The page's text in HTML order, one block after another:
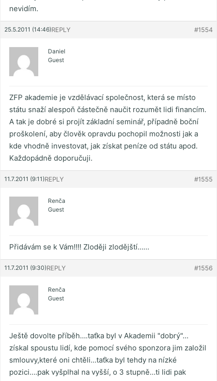
nevidím.
25.5.2011 (14:46) #1554
REPLY
Daniel
Guest
ZFP akademie je vzdělávací společnost, která se místo
státu snaží alespoň částečně naučit rozumět lidi financím.
A tak je dobré si projít základní seminář, případně boční
proškolení, aby člověk opravdu pochopil možnosti jak a
kde vhodně investovat, jak získat peníze od státu apod.
Každopádně doporučuji.
11.7.2011 (9:11) #1555
REPLY
Renča
Guest
Přidávám se k Vám!!!! Zloději zlodějští……
11.7.2011 (9:30) #1556
REPLY
Renča
Guest
Ještě dovolte příběh….taťka byl v Akademii "dobrý"…
získal spoustu lidí, kde pomocí svého sponzora jim založil
smlouvy,které oni chtěli…taťka byl tehdy na nízké
pozici….pak vyšplhal na vyšší, o 3 stupně…ti lidi pak